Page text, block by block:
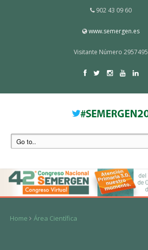
902 43 09 60
www.semergen.es
Visitante Número 2957495
Home Área Científica